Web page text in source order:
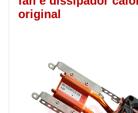
original